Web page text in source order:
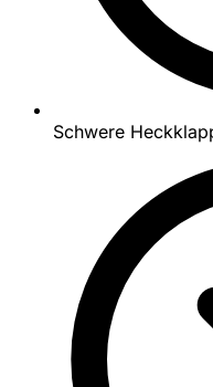
Schwere